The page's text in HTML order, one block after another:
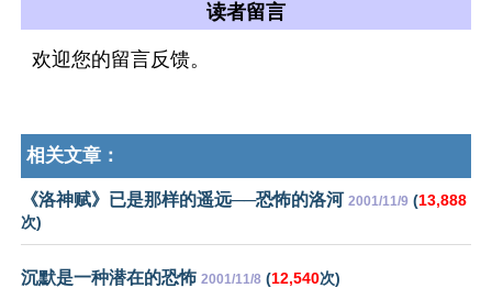
读者留言
欢迎您的留言反馈。
相关文章：
《洛神赋》已是那样的遥远──恐怖的洛河 2001/11/9 (13,888
次)
沉默是一种潜在的恐怖 2001/11/8 (12,540次)